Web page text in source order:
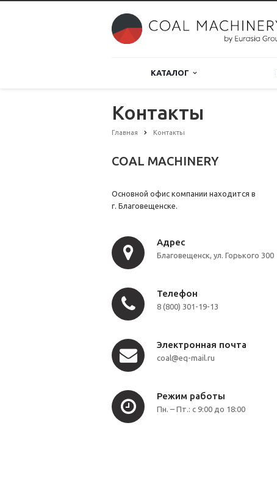
КАТАЛОГ
Контакты
Главная Контакты
COAL MACHINERY
Основной офис компании находится в
г. Благовещенске.
Адрес
Благовещенск, ул. Горького 300
Телефон
8 (800) 301-19-13
Электронная почта
coal@eq-mail.ru
Режим работы
Пн. – Пт.: с 9:00 до 18:00